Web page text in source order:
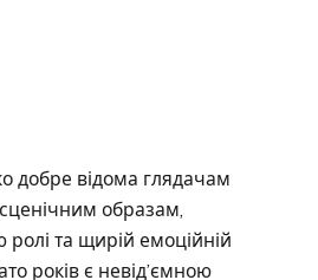
добре відома глядачам
образам,
ролі та щирій емоційній
років є невід’ємною